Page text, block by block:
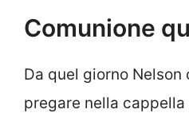
Comunione
Da quel giorno Nelson
pregare nella